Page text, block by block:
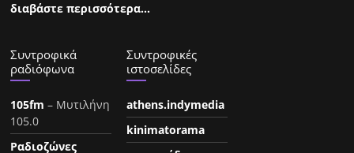
διαβάστε περισσότερα…
Συντροφικά
ραδιόφωνα
105fm – Μυτιλήνη
105.0
Ραδιοζώνες
Συντροφικές
ιστοσελίδες
athens.indymedia
kinimatorama